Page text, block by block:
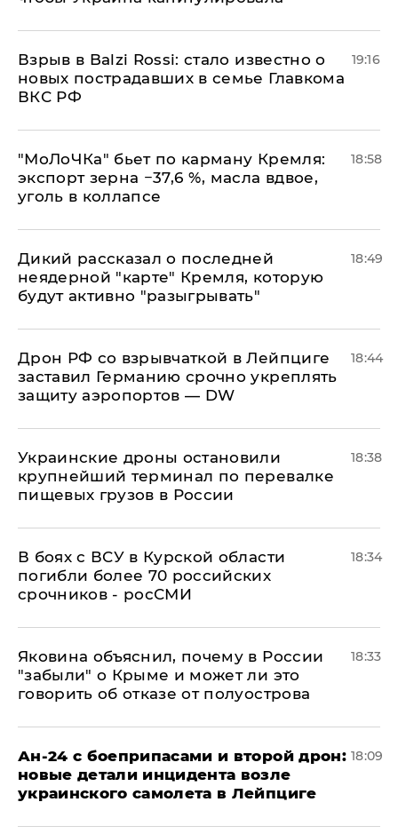
Взрыв в Balzi Rossi: стало известно о
новых пострадавших в семье Главкома
ВКС РФ
19:16
​"МоЛоЧКа" бьет по карману Кремля:
экспорт зерна −37,6 %, масла вдвое,
уголь в коллапсе
18:58
Дикий рассказал о последней
неядерной "карте" Кремля, которую
будут активно "разыгрывать"
18:49
​Дрон РФ со взрывчаткой в Лейпциге
заставил Германию срочно укреплять
защиту аэропортов — DW
18:44
Украинские дроны остановили
крупнейший терминал по перевалке
пищевых грузов в России
18:38
В боях с ВСУ в Курской области
погибли более 70 российских
срочников - росСМИ
18:34
Яковина объяснил, почему в России
"забыли" о Крыме и может ли это
говорить об отказе от полуострова
18:33
Ан-24 с боеприпасами и второй дрон:
новые детали инцидента возле
украинского самолета в Лейпциге
18:09